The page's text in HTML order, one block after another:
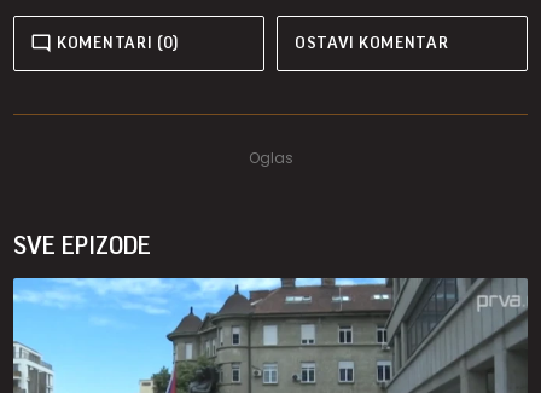
KOMENTARI (0) OSTAVI KOMENTAR
SVE EPIZODE